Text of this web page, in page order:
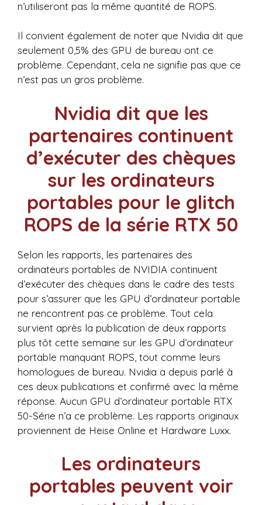
n’utiliseront pas la même quantité de ROPS.
Il convient également de noter que Nvidia dit que
seulement 0,5% des GPU de bureau ont ce
problème. Cependant, cela ne signifie pas que ce
n’est pas un gros problème.
Nvidia dit que les
partenaires continuent
d’exécuter des chèques
sur les ordinateurs
portables pour le glitch
ROPS de la série RTX 50
Selon les rapports, les partenaires des
ordinateurs portables de NVIDIA continuent
d’exécuter des chèques dans le cadre des tests
pour s’assurer que les GPU d’ordinateur portable
ne rencontrent pas ce problème. Tout cela
survient après la publication de deux rapports
plus tôt cette semaine sur les GPU d’ordinateur
portable manquant ROPS, tout comme leurs
homologues de bureau. Nvidia a depuis parlé à
ces deux publications et confirmé avec la même
réponse. Aucun GPU d’ordinateur portable RTX
50-Série n’a ce problème. Les rapports originaux
proviennent de Heise Online et Hardware Luxx.
Les ordinateurs
portables peuvent voir